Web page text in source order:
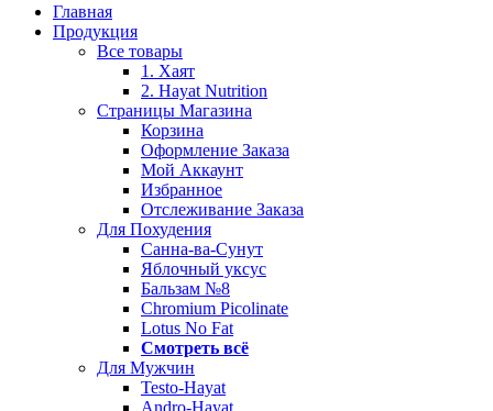
Главная
Продукция
Все товары
1. Хаят
2. Hayat Nutrition
Страницы Магазина
Корзина
Оформление Заказа
Мой Аккаунт
Избранное
Отслеживание Заказа
Для Похудения
Санна-ва-Сунут
Яблочный уксус
Бальзам №8
Chromium Picolinate
Lotus No Fat
Смотреть всё
Для Мужчин
Testo-Hayat
Andro-Hayat